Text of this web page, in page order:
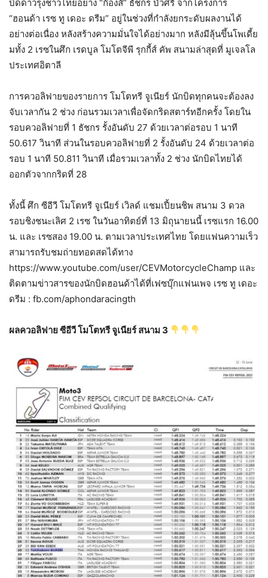
บิดดาวรุ่งชาวไทยอย่าง “ก๊องส์” ธัชกร บัวศรี จากโครงการ
“ฮอนด้า เรซ ทู เดอะ ดรีม” อยู่ในช่วงที่กำลังยกระดับผลงานได้
อย่างต่อเนื่อง หลังสร้างความมั่นใจได้อย่างมาก หลังมีลุ้นขึ้นโพเดี้ย
มทั้ง 2 เรซในศึก เรดบูล โมโตจีพี รุกกี้ส์ คัพ สนามล่าสุดที่ มูเจลโล
ประเทศอิตาลี
การควอลิฟายของรายการ โมโตทรี จูเนียร์ นักบิดทุกคนจะต้องลง
จับเวลากัน 2 ช่วง ก่อนรวมเวลาเพื่อจัดกริดสตาร์ทอีกครั้ง โดยใน
รอบควอลิฟายที่ 1 ธัชกร รั้งอันดับ 27 ด้วยเวลาต่อรอบ 1 นาที
50.617 วินาที ส่วนในรอบควอลิฟายที่ 2 รั้งอันดับ 24 ด้วยเวลาต่อ
รอบ 1 นาที 50.811 วินาที เมื่อรวมเวลาทั้ง 2 ช่วง นักบิดไทยได้
ออกตัวจากกริดที่ 28
ทั้งนี้ ศึก ซีอีวี โมโตทรี จูเนียร์ เวิลด์ แชมเปี้ยนชิพ สนาม 3 ดวล
รอบชิงชนะเลิศ 2 เรซ ในวันอาทิตย์ที่ 13 มิถุนายนนี้ เรซแรก 16.00
น. และ เรซสอง 19.00 น. ตามเวลาประเทศไทย โดยแฟนความเร็ว
สามารถรับชมถ่ายทอดสดได้ทาง
https://www.youtube.com/user/CEVMotorcycleChamp และ
ติดตามข่าวสารของนักบิดฮอนด้าได้ที่เฟซบุ๊กแฟนเพจ เรซ ทู เดอะ
ดรีม : fb.com/aphondaracingth
ผลควอลิฟาย ซีอีวี โมโตทรี จูเนียร์ สนาม 3